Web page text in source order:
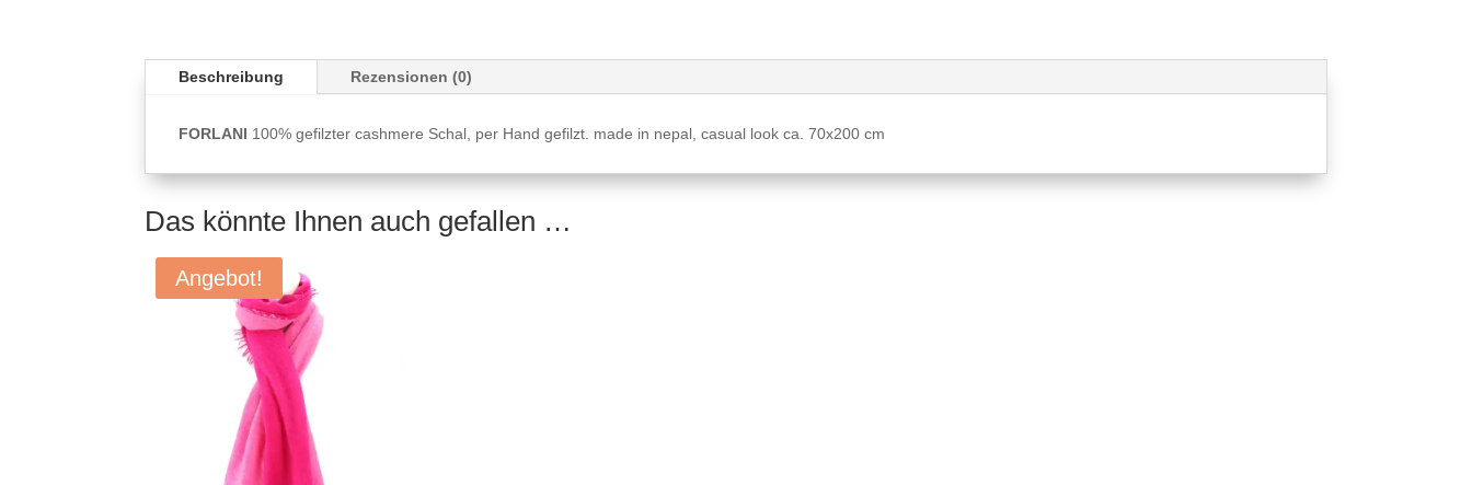
Beschreibung Rezensionen (0)
FORLANI 100% gefilzter cashmere Schal, per Hand gefilzt. made in nepal, casual look ca. 70x200 cm
Das könnte Ihnen auch gefallen …
Angebot!